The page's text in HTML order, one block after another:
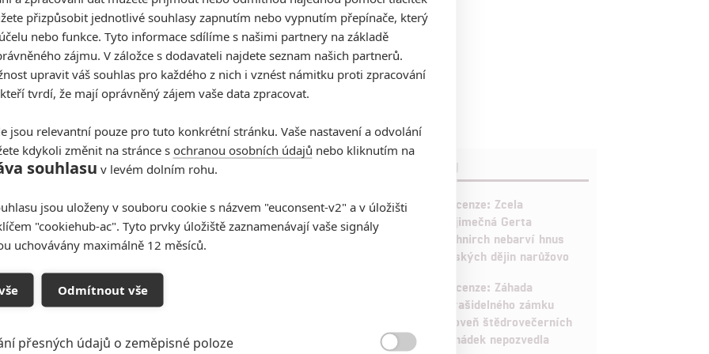
sci-fi horor s názvemLost Planet , jehož příběh se
korporace založila kolonie na různých
vysílat signály, jsou na místo vysláni astronauti
Po příletu však nenajdou žádnou stopu po
čeká restart
můžete pamatovat jako mladou mutantku Storm zX-
bude mít tvář Brentona Thwaitese
. Režisérských otěží se ujme nováček
Bigelow.
Alexandra Shipp ve filmu X-Men: Apokalypsa
10
Recenze: Zcela
výjimečná Gerta
Schnirch nebarví hnus
českých dějin narůžovo
Recenze: Záhada
strašidelného zámku
úroveň štědrovečerních
pohádek nepozvedla
přizpůsobit jednotlivé souhlasy zapnutím nebo vypnutím přepínače, který
nebo funkce. Tyto informace sdílíme s našimi partnery na základě
zájmu. V záložce s dodavateli najdete seznam našich partnerů.
upravit váš souhlas pro každého z nich i vznést námitku proti zpracování
tvrdí, že mají oprávněný zájem vaše data zpracovat.
jsou relevantní pouze pro tuto konkrétní stránku. Vaše nastavení a odvolání
kdykoli změnit na stránce s ochranou osobních údajů nebo kliknutím na
souhlasu v levém dolním rohu.
jsou uloženy v souboru cookie s názvem "euconsent-v2" a v úložišti
"cookiehub-ac". Tyto prvky úložiště zaznamenávají vaše signály
uchovávány maximálně 12 měsíců.
Odmítnout vše
přesných údajů o zeměpisné poloze